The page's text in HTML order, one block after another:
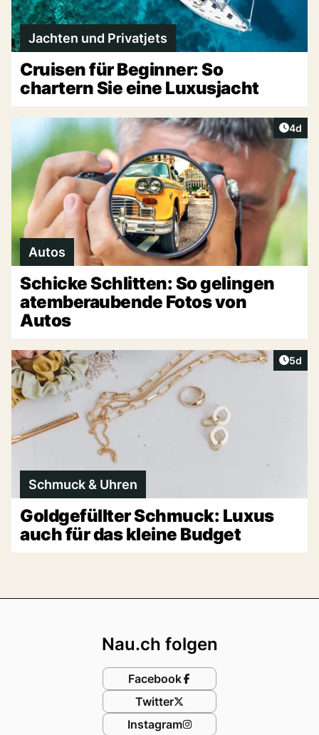
Jachten und Privatjets
Cruisen für Beginner: So
chartern Sie eine Luxusjacht
4d
Autos
Schicke Schlitten: So gelingen
atemberaubende Fotos von
Autos
5d
Schmuck & Uhren
Goldgefüllter Schmuck: Luxus
auch für das kleine Budget
Nau.ch folgen
Facebook
Twitter
Instagram